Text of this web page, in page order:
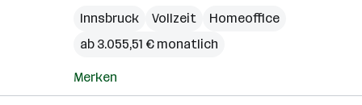
Innsbruck
Vollzeit
Homeoffice
ab 3.055,51 € monatlich
Merken